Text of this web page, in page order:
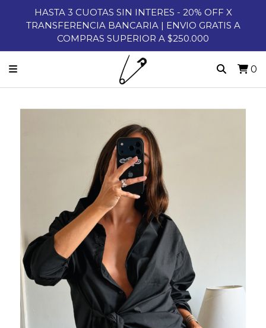
HASTA 3 CUOTAS SIN INTERES - 20% OFF X
TRANSFERENCIA BANCARIA | ENVIO GRATIS A
COMPRAS SUPERIOR A $250.000
0